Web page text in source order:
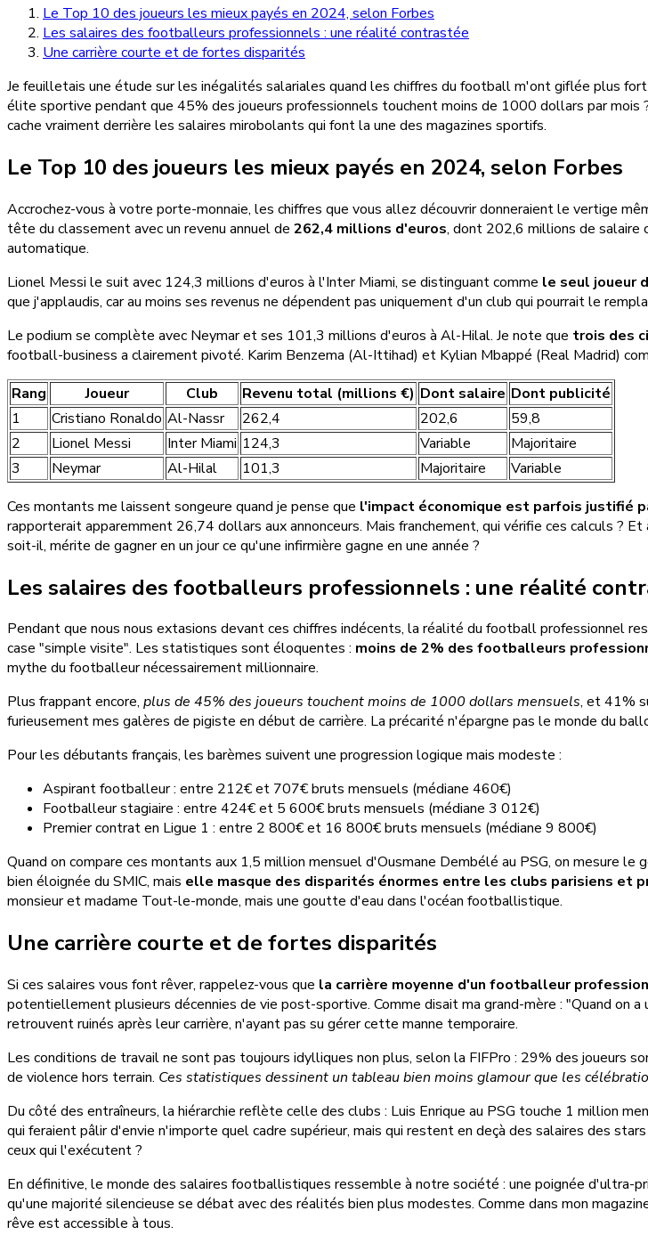
Le Top 10 des joueurs les mieux payés en 2024, selon Forbes
Les salaires des footballeurs professionnels : une réalité contrastée
Une carrière courte et de fortes disparités
Je feuilletais une étude sur les inégalités salariales quand les chiffres du football m'ont giflée plus
élite sportive pendant que 45% des joueurs professionnels touchent moins de 1000 dollars par mois
cache vraiment derrière les salaires mirobolants qui font la une des magazines sportifs.
Le Top 10 des joueurs les mieux payés en 2024, selon Forbes
Accrochez-vous à votre porte-monnaie, les chiffres que vous allez découvrir donneraient le vertige
tête du classement avec un revenu annuel de 262,4 millions d'euros, dont 202,6 millions de salaire
automatique.
Lionel Messi le suit avec 124,3 millions d'euros à l'Inter Miami, se distinguant comme le seul joueur
que j'applaudis, car au moins ses revenus ne dépendent pas uniquement d'un club qui pourrait le
Le podium se complète avec Neymar et ses 101,3 millions d'euros à Al-Hilal. Je note que trois des
football-business a clairement pivoté. Karim Benzema (Al-Ittihad) et Kylian Mbappé (Real Madrid)
Rang
Joueur Club Revenu total (millions €) Dont salaire Dont publicité
1
Cristiano Ronaldo Al-Nassr 262,4 202,6
59,8
2
Lionel Messi Inter Miami 124,3 Variable
Majoritaire
3
Neymar Al-Hilal 101,3 Majoritaire
Variable
Ces montants me laissent songeure quand je pense que l'impact économique est parfois justifié
rapporterait apparemment 26,74 dollars aux annonceurs. Mais franchement, qui vérifie ces calculs
soit-il, mérite de gagner en un jour ce qu'une infirmière gagne en une année ?
Les salaires des footballeurs professionnels : une réalité
Pendant que nous nous extasions devant ces chiffres indécents, la réalité du football professionnel
case "simple visite". Les statistiques sont éloquentes : moins de 2% des footballeurs
mythe du footballeur nécessairement millionnaire.
Plus frappant encore, plus de 45% des joueurs touchent moins de 1000 dollars mensuels, et 41%
furieusement mes galères de pigiste en début de carrière. La précarité n'épargne pas le monde du
Pour les débutants français, les barèmes suivent une progression logique mais modeste :
Aspirant footballeur : entre 212€ et 707€ bruts mensuels (médiane 460€)
Footballeur stagiaire : entre 424€ et 5 600€ bruts mensuels (médiane 3 012€)
Premier contrat en Ligue 1 : entre 2 800€ et 16 800€ bruts mensuels (médiane 9 800€)
Quand on compare ces montants aux 1,5 million mensuel d'Ousmane Dembélé au PSG, on mesure
bien éloignée du SMIC, mais elle masque des disparités énormes entre les clubs parisiens et
monsieur et madame Tout-le-monde, mais une goutte d'eau dans l'océan footballistique.
Une carrière courte et de fortes disparités
Si ces salaires vous font rêver, rappelez-vous que la carrière moyenne d'un footballeur
potentiellement plusieurs décennies de vie post-sportive. Comme disait ma grand-mère : "Quand on
retrouvent ruinés après leur carrière, n'ayant pas su gérer cette manne temporaire.
Les conditions de travail ne sont pas toujours idylliques non plus, selon la FIFPro : 29% des
de violence hors terrain. Ces statistiques dessinent un tableau bien moins glamour que les
Du côté des entraîneurs, la hiérarchie reflète celle des clubs : Luis Enrique au PSG touche 1 million
qui feraient pâlir d'envie n'importe quel cadre supérieur, mais qui restent en deçà des salaires des
ceux qui l'exécutent ?
En définitive, le monde des salaires footballistiques ressemble à notre société : une poignée
qu'une majorité silencieuse se débat avec des réalités bien plus modestes. Comme dans mon
rêve est accessible à tous.